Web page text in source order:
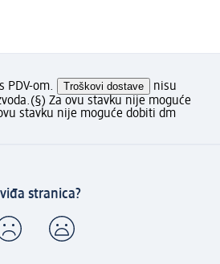
PDV-om. Troškovi dostave
nisu
(§) Za ovu stavku nije moguće
stavku nije moguće dobiti dm
stranica?